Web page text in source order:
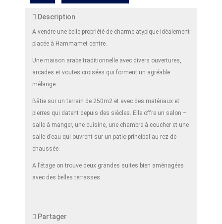
Description
A vendre une belle propriété de charme atypique idéalement
placée à Hammamet centre.
Une maison arabe traditionnelle avec divers ouvertures,
arcades et voutes croisées qui forment un agréable
mélange.
Bâtie sur un terrain de 250m2 et avec des matériaux et
pierres qui datent depuis des siècles. Elle offre un salon –
salle à manger, une cuisine, une chambre à coucher et une
salle d’eau qui ouvrent sur un patio principal au rez de
chaussée.
A l’étage on trouve deux grandes suites bien aménagées
avec des belles terrasses.
Partager